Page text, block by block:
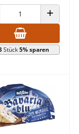
VERRINGERN ANZAHL
Stück5% sparen